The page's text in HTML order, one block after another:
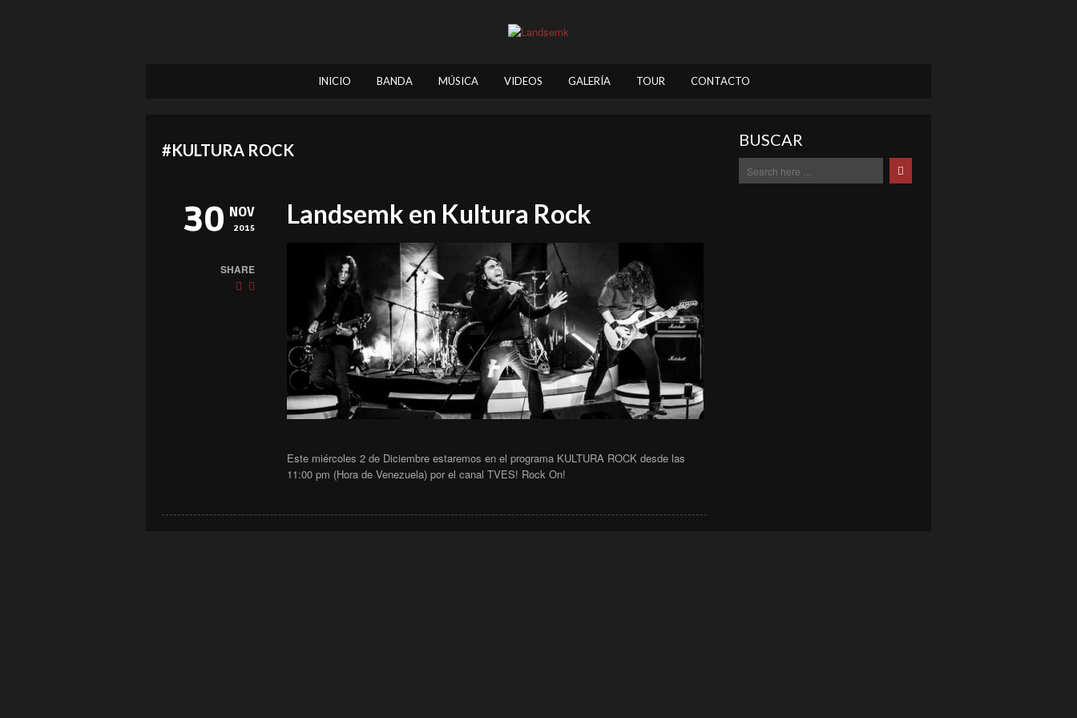
INICIO BANDA MÚSICA VIDEOS GALERÍA TOUR CONTACTO
#KULTURA ROCK
30 NOV
2015
SHARE
Landsemk en Kultura Rock
Este miércoles 2 de Diciembre estaremos en el programa KULTURA ROCK desde las
11:00 pm (Hora de Venezuela) por el canal TVES! Rock On!
BUSCAR